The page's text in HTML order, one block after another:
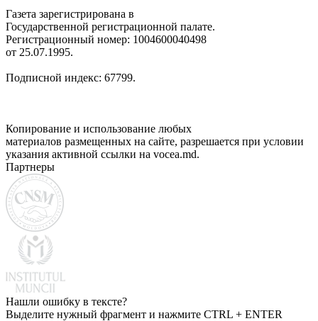
Газета зарегистрирована в
Государственной регистрационной палате.
Регистрационный номер: 1004600040498
от 25.07.1995.
Подписной индекс: 67799.
Копирование и использование любых
материалов размещенных на сайте, разрешается при условии
указания активной ссылки на vocea.md.
Партнеры
Нашли ошибку в тексте?
Выделите нужный фрагмент и нажмите CTRL + ENTER